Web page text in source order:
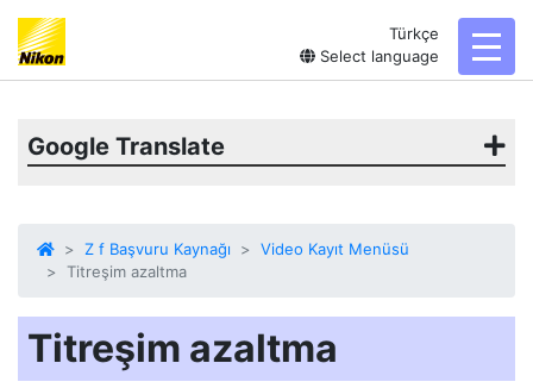
Türkçe
Select language
Google Translate
Z f Başvuru Kaynağı
Video Kayıt Menüsü
Titreşim azaltma
Titreşim azaltma